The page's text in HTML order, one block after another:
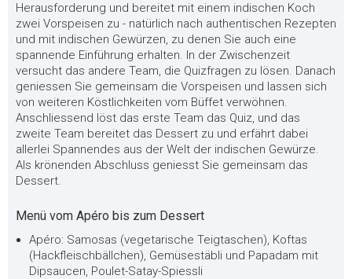
Herausforderung und bereitet mit einem indischen Koch
zwei Vorspeisen zu - natürlich nach authentischen Rezepten
und mit indischen Gewürzen, zu denen Sie auch eine
spannende Einführung erhalten. In der Zwischenzeit
versucht das andere Team, die Quizfragen zu lösen. Danach
geniessen Sie gemeinsam die Vorspeisen und lassen sich
von weiteren Köstlichkeiten vom Büffet verwöhnen.
Anschliessend löst das erste Team das Quiz, und das
zweite Team bereitet das Dessert zu und erfährt dabei
allerlei Spannendes aus der Welt der indischen Gewürze.
Als krönenden Abschluss geniesst Sie gemeinsam das
Dessert.
Menü vom Apéro bis zum Dessert
Apéro: Samosas (vegetarische Teigtaschen), Koftas
(Hackfleischbällchen), Gemüsestäbli und Papadam mit
Dipsaucen, Poulet-Satay-Spiessli